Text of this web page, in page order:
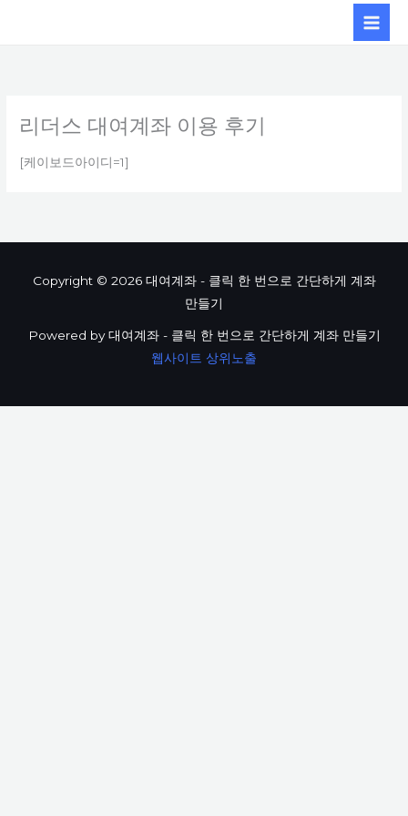
리더스 대여계좌 이용 후기
[케이보드아이디=1]
Copyright © 2026 대여계좌 - 클릭 한 번으로 간단하게 계좌
만들기
Powered by 대여계좌 - 클릭 한 번으로 간단하게 계좌 만들기
웹사이트 상위노출